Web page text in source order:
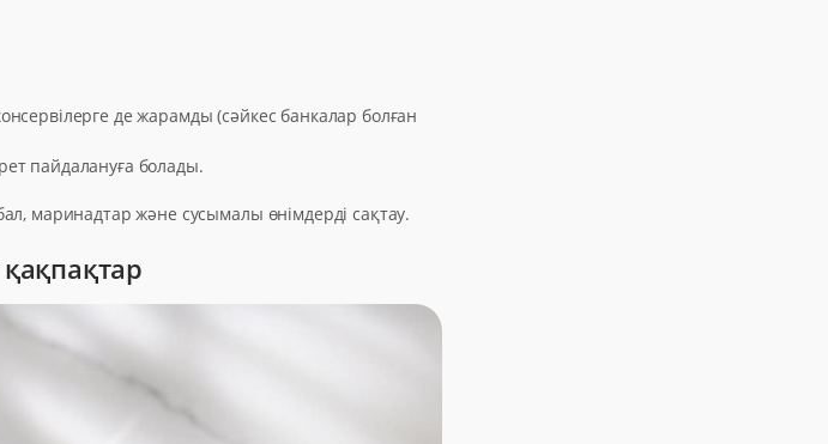
де жарамды (сәйкес банкалар болған
пайдалануға болады.
маринадтар және сусымалы өнімдерді сақтау.